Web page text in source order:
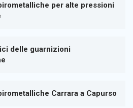
per alte pressioni
delle guarnizioni
Carrara a Capurso